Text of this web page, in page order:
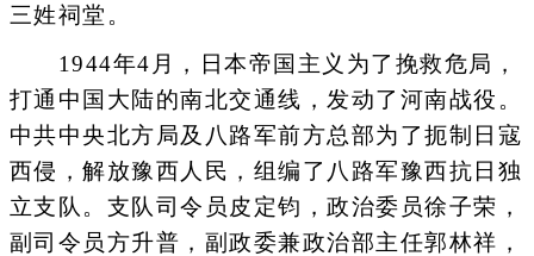
三姓祠堂。
1944年4月，日本帝国主义为了挽救危局，
打通中国大陆的南北交通线，发动了河南战役。
中共中央北方局及八路军前方总部为了扼制日寇
西侵，解放豫西人民，组编了八路军豫西抗日独
立支队。支队司令员皮定钧，政治委员徐子荣，
副司令员方升普，副政委兼政治部主任郭林祥，